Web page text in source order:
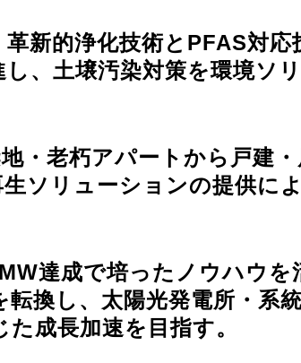
新的浄化技術とPFAS対
、土壌汚染対策を環境ソ
・老朽アパートから戸建
ソリューションの提供に
達成で培ったノウハウ
換し、太陽光発電所・系
成長加速を目指す。